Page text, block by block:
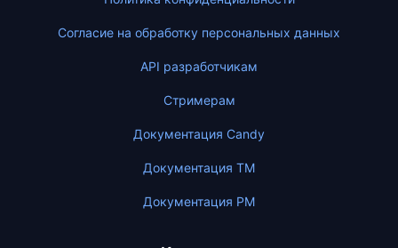
Согласие на обработку персональных данных
API разработчикам
Стримерам
Документация Candy
Документация ТМ
Документация PM